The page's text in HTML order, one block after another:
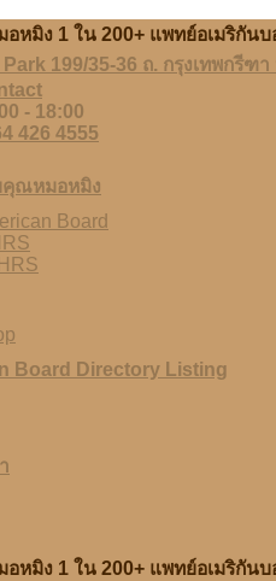
อหมิง 1 ใน 200+ แพทย์อเมริกั
Park 199/35-36 ถ. กรุงเทพกรีฑ
- 18:00
426 4555
คุณหมอหมิง
Board
Board Directory Listing
อหมิง 1 ใน 200+ แพทย์อเมริกั